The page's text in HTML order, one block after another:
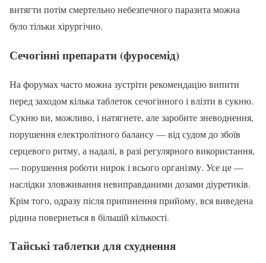
витягти потім смертельно небезпечного паразита можна
було тільки хірургічно.
Сечогінні препарати (фуросемід)
На форумах часто можна зустріти рекомендацію випити
перед заходом кілька таблеток сечогінного і влізти в сукню.
Сукню ви, можливо, і натягнете, але заробите зневоднення,
порушення електролітного балансу — від судом до збоїв
серцевого ритму, а надалі, в разі регулярного використання,
— порушення роботи нирок і всього організму. Усе це —
наслідки зловживання невиправданими дозами діуретиків.
Крім того, одразу після припинення прийому, вся виведена
рідина повернеться в більшій кількості.
Тайські таблетки для схуднення